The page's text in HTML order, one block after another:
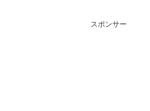
スポンサー